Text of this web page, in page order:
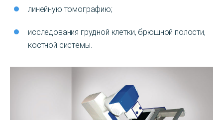
линейную томографию;
исследования грудной клетки, брюшной полости,
костной системы.